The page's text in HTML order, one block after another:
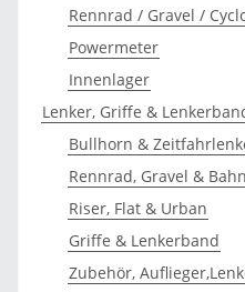
Rennrad / Gravel /
Powermeter
Innenlager
Lenker, Griffe &
Bullhorn &
Rennrad, Gravel &
Riser, Flat & Urban
Griffe & Lenkerband
Zubehör,